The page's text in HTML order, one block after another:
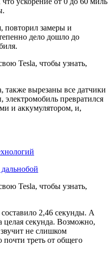
повторил замеры и
дело дошло до
вырезаны все датчики
электромобиль превратился
и аккумулятором, и,
2,46 секунды. А
целая секунда. Возможно,
не слишком
треть от общего